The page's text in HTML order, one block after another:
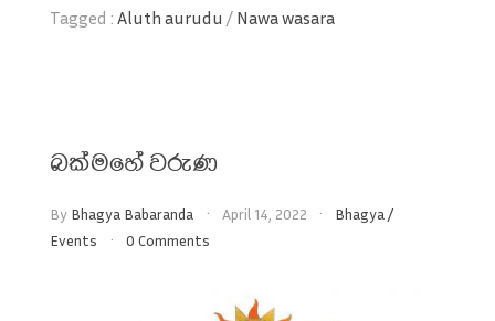
Tagged : Aluth aurudu / Nawa wasara
බක්මහේ වරුණ
By Bhagya Babaranda April 14, 2022 Bhagya/
Events
0 Comments